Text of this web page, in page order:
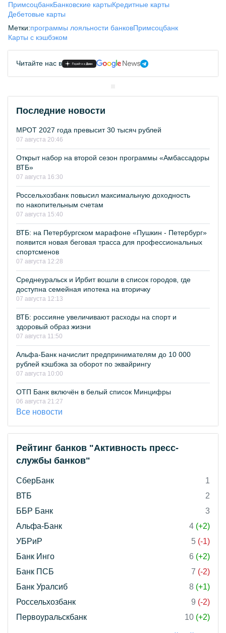
ПримсоцбанкБанковские картыКредитные карты
Дебетовые карты
Метки:программы лояльности банковПримсоцбанк
Карты с кэшбэком
Читайте нас в
Последние новости
МРОТ 2027 года превысит 30 тысяч рублей
07 августа 20:46
Открыт набор на второй сезон программы «Амбассадоры
ВТБ»
07 августа 16:30
Россельхозбанк повысил максимальную доходность
по накопительным счетам
07 августа 15:40
ВТБ: на Петербургском марафоне «Пушкин - Петербург»
появится новая беговая трасса для профессиональных
спортсменов
07 августа 12:28
Среднеуральск и Ирбит вошли в список городов, где
доступна семейная ипотека на вторичку
07 августа 12:13
ВТБ: россияне увеличивают расходы на спорт и
здоровый образ жизни
07 августа 11:50
Альфа-Банк начислит предпринимателям до 10 000
рублей кэшбэка за оборот по эквайрингу
07 августа 10:00
ОТП Банк включён в белый список Минцифры
06 августа 21:27
Все новости
Рейтинг банков "Активность пресс-
службы банков"
СберБанк
1
ВТБ
2
ББР Банк
3
Альфа-Банк
4 (+2)
УБРиР
5 (-1)
Банк Инго
6 (+2)
Банк ПСБ
7 (-2)
Банк Уралсиб
8 (+1)
Россельхозбанк
9 (-2)
Первоуральскбанк
10 (+2)